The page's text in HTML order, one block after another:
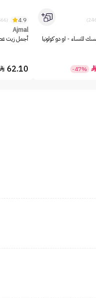
للنساء - او دو كولونيا
-47%
4.9
(566)
Ajmal
أجمل زيت
62.10